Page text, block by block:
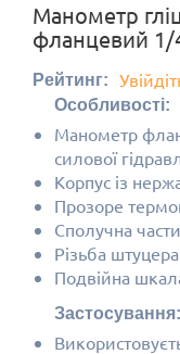
Манометр
фланцевий 1/
Рейтинг:
Особливості:
Манометр
силової
Корпус із
Прозоре
Сполучна
Різьба
Подвійна
Застосування: